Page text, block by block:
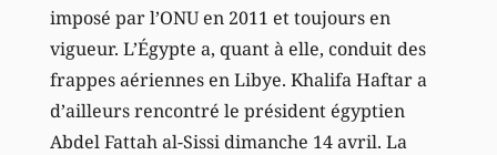
imposé par l’ONU en 2011 et toujours en
vigueur. L’Égypte a, quant à elle, conduit des
frappes aériennes en Libye. Khalifa Haftar a
d’ailleurs rencontré le président égyptien
Abdel Fattah al-Sissi dimanche 14 avril. La